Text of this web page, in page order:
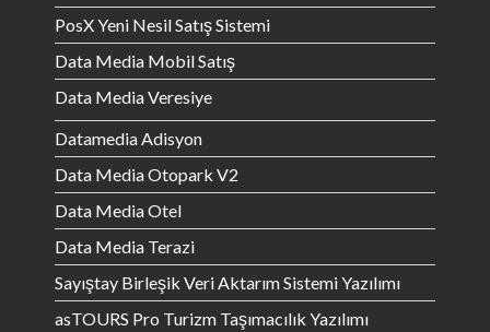
PosX Yeni Nesil Satış Sistemi
Data Media Mobil Satış
Data Media Veresiye
Datamedia Adisyon
Data Media Otopark V2
Data Media Otel
Data Media Terazi
Sayıştay Birleşik Veri Aktarım Sistemi Yazılımı
asTOURS Pro Turizm Taşımacılık Yazılımı